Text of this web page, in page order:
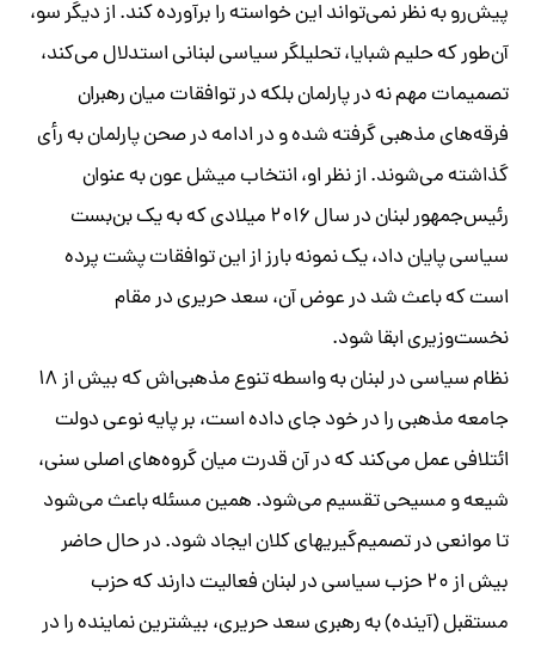
پیش‌رو به نظر نمی‌تواند این خواسته را برآورده کند. از دیگر سو،
آن‌طور که حلیم شبایا، تحلیلگر سیاسی لبنانی استدلال می‌کند،
تصمیمات مهم نه در پارلمان بلکه در توافقات میان رهبران
فرقه‌های مذهبی گرفته شده و در ادامه در صحن پارلمان به رأی
گذاشته می‌شوند. از نظر او، انتخاب میشل عون به عنوان
رئیس‌جمهور لبنان در سال ۲۰۱۶ میلادی که به یک بن‌بست
سیاسی پایان داد، یک نمونه بارز از این توافقات پشت پرده
است که باعث شد در عوض آن، سعد حریری در مقام
نخست‌وزیری ابقا شود.
نظام سیاسی در لبنان به واسطه تنوع مذهبی‌اش که بیش از ۱۸
جامعه مذهبی را در خود جای داده است، بر پایه نوعی دولت
ائتلافی عمل می‌کند که در آن قدرت میان گروه‌های اصلی سنی،
شیعه و مسیحی تقسیم می‌شود. همین مسئله باعث می‌شود
تا موانعی در تصمیم‌گیریهای کلان ایجاد شود. در حال حاضر
بیش از ۲۰ حزب سیاسی در لبنان فعالیت دارند که حزب
مستقبل (آینده) به رهبری سعد حریری، بیشترین نماینده را در